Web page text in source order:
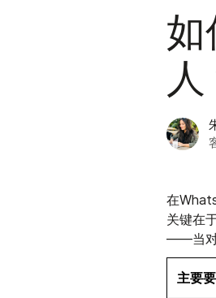
如
在
关键在
——当对
主要